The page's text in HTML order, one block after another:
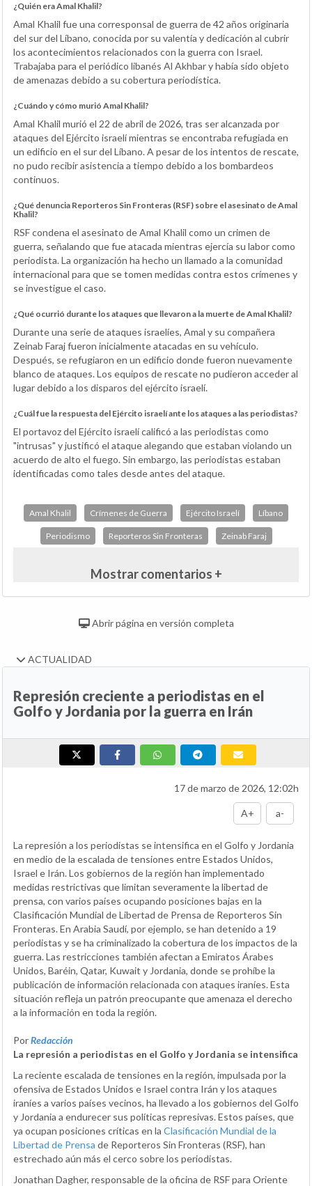
¿Quién era Amal Khalil?
Amal Khalil fue una corresponsal de guerra de 42 años originaria
del sur del Líbano, conocida por su valentía y dedicación al cubrir
los acontecimientos relacionados con la guerra con Israel.
Trabajaba para el periódico libanés Al Akhbar y había sido objeto
de amenazas debido a su cobertura periodística.
¿Cuándo y cómo murió Amal Khalil?
Amal Khalil murió el 22 de abril de 2026, tras ser alcanzada por
ataques del Ejército israelí mientras se encontraba refugiada en
un edificio en el sur del Líbano. A pesar de los intentos de rescate,
no pudo recibir asistencia a tiempo debido a los bombardeos
continuos.
¿Qué denuncia Reporteros Sin Fronteras (RSF) sobre el asesinato de Amal
Khalil?
RSF condena el asesinato de Amal Khalil como un crimen de
guerra, señalando que fue atacada mientras ejercía su labor como
periodista. La organización ha hecho un llamado a la comunidad
internacional para que se tomen medidas contra estos crímenes y
se investigue el caso.
¿Qué ocurrió durante los ataques que llevaron a la muerte de Amal Khalil?
Durante una serie de ataques israelíes, Amal y su compañera
Zeinab Faraj fueron inicialmente atacadas en su vehículo.
Después, se refugiaron en un edificio donde fueron nuevamente
blanco de ataques. Los equipos de rescate no pudieron acceder al
lugar debido a los disparos del ejército israelí.
¿Cuál fue la respuesta del Ejército israelí ante los ataques a las periodistas?
El portavoz del Ejército israelí calificó a las periodistas como
"intrusas" y justificó el ataque alegando que estaban violando un
acuerdo de alto el fuego. Sin embargo, las periodistas estaban
identificadas como tales desde antes del ataque.
Amal Khalil Crímenes de Guerra Ejército Israelí Líbano
Periodismo Reporteros Sin Fronteras Zeinab Faraj
Mostrar comentarios +
Abrir página en versión completa
ACTUALIDAD
Represión creciente a periodistas en el
Golfo y Jordania por la guerra en Irán
17 de marzo de 2026, 12:02h
A+ a-
La represión a los periodistas se intensifica en el Golfo y Jordania
en medio de la escalada de tensiones entre Estados Unidos,
Israel e Irán. Los gobiernos de la región han implementado
medidas restrictivas que limitan severamente la libertad de
prensa, con varios países ocupando posiciones bajas en la
Clasificación Mundial de Libertad de Prensa de Reporteros Sin
Fronteras. En Arabia Saudí, por ejemplo, se han detenido a 19
periodistas y se ha criminalizado la cobertura de los impactos de la
guerra. Las restricciones también afectan a Emiratos Árabes
Unidos, Baréin, Qatar, Kuwait y Jordania, donde se prohíbe la
publicación de información relacionada con ataques iraníes. Esta
situación refleja un patrón preocupante que amenaza el derecho
a la información en toda la región.
PorRedacción
La represión a periodistas en el Golfo y Jordania se intensifica
La reciente escalada de tensiones en la región, impulsada por la
ofensiva de Estados Unidos e Israel contra Irán y los ataques
iraníes a varios países vecinos, ha llevado a los gobiernos del Golfo
y Jordania a endurecer sus políticas represivas. Estos países, que
ya ocupan posiciones críticas en la Clasificación Mundial de la
Libertad de Prensa de Reporteros Sin Fronteras (RSF), han
estrechado aún más el cerco sobre los periodistas.
Jonathan Dagher, responsable de la oficina de RSF para Oriente